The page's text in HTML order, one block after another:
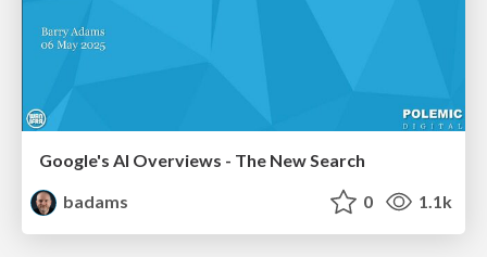
Google's AI Overviews - The New Search
badams
0 1.1k